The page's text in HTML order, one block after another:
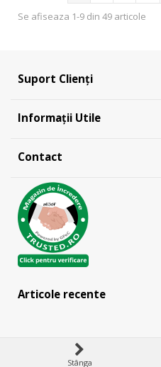
Se afiseaza 1-9 din 49 articole
Suport Clienți
Informații Utile
Contact
Articole recente
Stânga